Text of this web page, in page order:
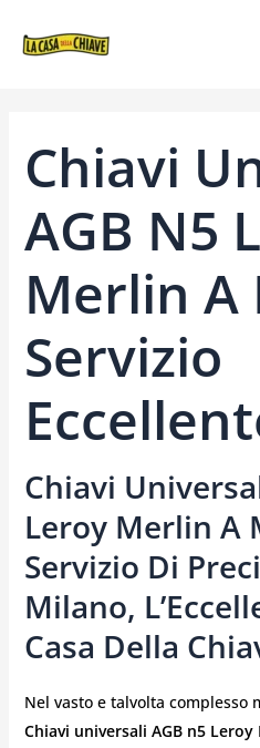
Chiavi
AGB N5
Merlin A
Servizio
Chiavi
Leroy Merlin A
Servizio Di
Milano,
Casa Della
Nel vasto e talvolta complesso
Chiavi universali AGB n5 Leroy
ARTICOLI